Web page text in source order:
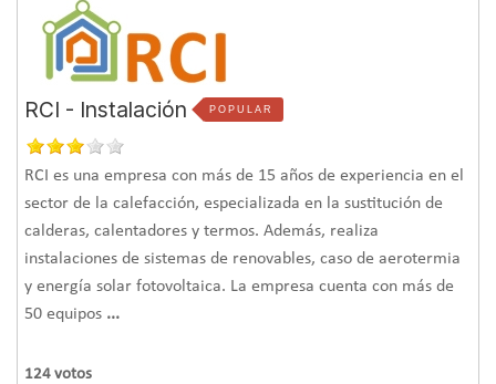
RCI - Instalación POPULAR
RCI es una empresa con más de 15 años de experiencia en el
sector de la calefacción, especializada en la sustitución de
calderas, calentadores y termos. Además, realiza
instalaciones de sistemas de renovables, caso de aerotermia
y energía solar fotovoltaica. La empresa cuenta con más de
50 equipos ...
124 votos